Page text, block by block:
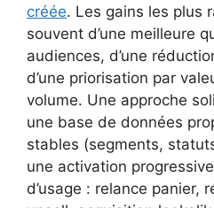
créée. Les gains les plus
souvent d’une meilleure
audiences, d’une
d’une priorisation par
volume. Une approche
une base de données
stables (segments,
une activation
d’usage : relance panier,